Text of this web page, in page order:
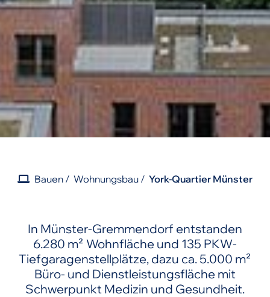
Bauen Wohnungsbau York-Quartier Münster
In Münster-Gremmendorf entstanden
6.280 m² Wohnfläche und 135 PKW-
Tiefgaragenstellplätze, dazu ca. 5.000 m²
Büro- und Dienstleistungsfläche mit
Schwerpunkt Medizin und Gesundheit.